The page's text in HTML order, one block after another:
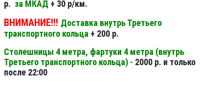
р. за МКАД + 30 р/км.
ВНИМАНИЕ!!! Доставка внутрь Третьего
транспортного кольца + 200 р.
Столешницы 4 метра, фартуки 4 метра (внутрь
Третьего транспортного кольца) - 2000 р. и только
после 22:00